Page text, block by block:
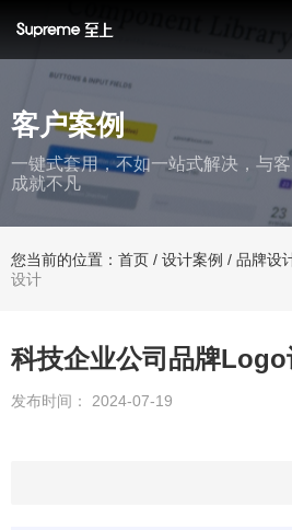
客户案例
一键式套用，不如一站式解决，与
成就不凡
您当前的位置：首页 / 设计案例 / 品牌设
设计
科技企业公司品牌Logo
发布时间： 2024-07-19